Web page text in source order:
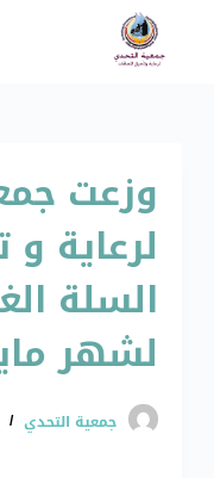
وزعت
لرعاية
السلة
لشهر مايو
جمعية التحدي